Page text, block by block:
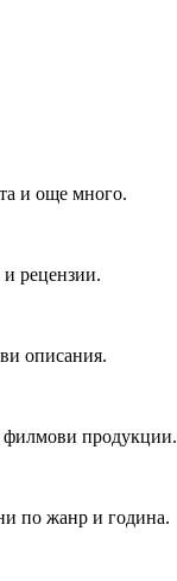
и още много.
рецензии.
описания.
филмови продукции.
по жанр и година.